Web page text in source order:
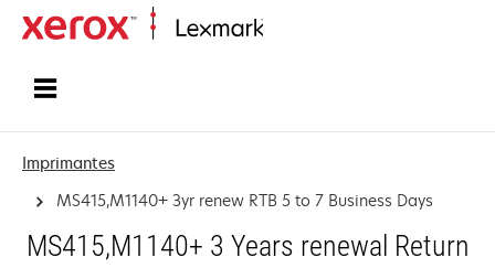
Imprimantes
MS415,M1140+ 3yr renew RTB 5 to 7 Business Days
MS415,M1140+ 3 Years renewal Return